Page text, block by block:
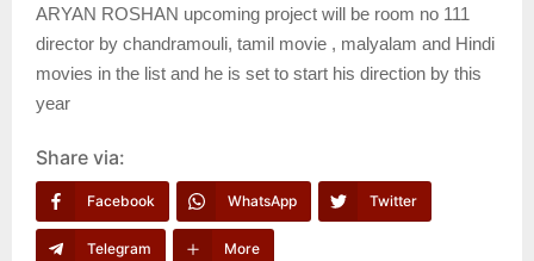
ARYAN ROSHAN upcoming project will be room no 111
director by chandramouli, tamil movie , malyalam and Hindi
movies in the list and he is set to start his direction by this
year
Share via:
Facebook WhatsApp Twitter
Telegram More